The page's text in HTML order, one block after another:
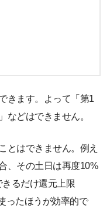
きます。よって「第1
などはできません。
とはできません。例え
、その土日は再度10%
るだけ還元上限
ったほうが効率的で